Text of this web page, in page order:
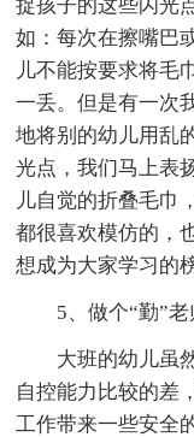
捉孩子的这些闪光
如：每次在擦嘴巴
儿不能按要求将毛
一丢。但是有一次
地将别的幼儿用乱
光点，我们马上表
儿自觉的折叠毛巾
都很喜欢模仿的，
想成为大家学习的
5、做个“勤”老
大班的幼儿虽
自控能力比较的差
工作带来一些安全